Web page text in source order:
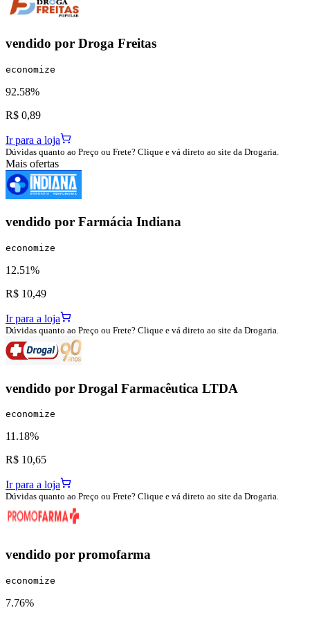
vendido por Droga Freitas
economize
92.58%
R$ 0,89
Ir para a loja
Dúvidas quanto ao Preço ou Frete? Clique e vá direto ao site da Drogaria.
Mais ofertas
vendido por Farmácia Indiana
economize
12.51%
R$ 10,49
Ir para a loja
Dúvidas quanto ao Preço ou Frete? Clique e vá direto ao site da Drogaria.
vendido por Drogal Farmacêutica LTDA
economize
11.18%
R$ 10,65
Ir para a loja
Dúvidas quanto ao Preço ou Frete? Clique e vá direto ao site da Drogaria.
vendido por promofarma
economize
7.76%